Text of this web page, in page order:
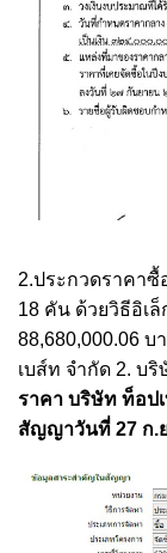
2.ประกวดราคา
18 คัน ด้วยวิธีอิเ
88,680,000.06
เบส์ท จำกัด 2. บ
ราคา บริษัท ท็อป
สัญญาวันที่ 27 ก.